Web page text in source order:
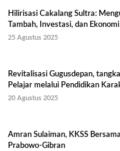
Hilirisasi Cakalang Sultra:
Tambah, Investasi, dan
Berkelanjutan
25 Agustus 2025
Revitalisasi Gugusdepan,
Pelajar melalui Pendidikan
20 Agustus 2025
Amran Sulaiman, KKSS
Prabowo-Gibran